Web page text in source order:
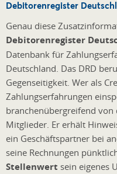
Debitorenregister
Genau diese
Debitorenregister
Datenbank für
Deutschland. Das DRD
Gegenseitigkeit. Wer als
Zahlungserfahrungen
branchenübergreifend
Mitglieder. Er erhält
ein Geschäftspartner bei
seine Rechnungen
Stellenwert sein eigenes